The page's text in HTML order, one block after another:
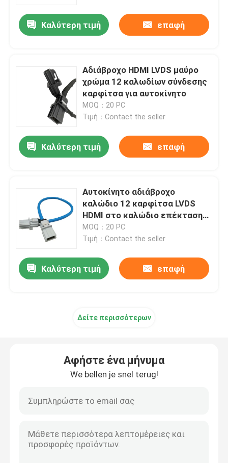
Σπίτι
Καλύτερη τιμή επαφή
Αδιάβροχο HDMI LVDS μαύρο
χρώμα 12 καλωδίων σύνδεσης
καρφίτσα για αυτοκίνητο
MOQ：20 PC
Τιμή：Contact the seller
Καλύτερη τιμή επαφή
Αυτοκίνητο αδιάβροχο
καλώδιο 12 καρφίτσα LVDS
HDMI στο καλώδιο επέκτασης
οθόνης οικοδεσποτών
MOQ：20 PC
Τιμή：Contact the seller
Καλύτερη τιμή επαφή
Δείτε περισσότερων
Αφήστε ένα μήνυμα
We bellen je snel terug!